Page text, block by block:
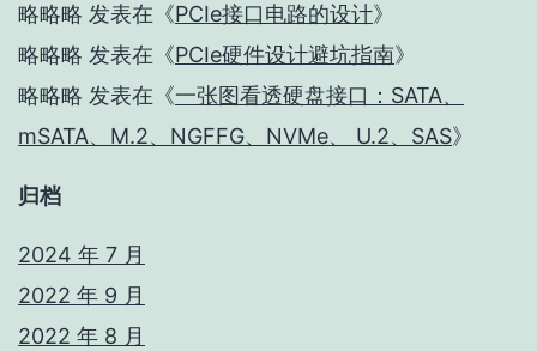
略略略 发表在《PCIe接口电路的设计》
略略略 发表在《PCIe硬件设计避坑指南》
略略略 发表在《一张图看透硬盘接口：SATA、
mSATA、M.2、NGFFG、NVMe、 U.2、SAS》
归档
2024 年 7 月
2022 年 9 月
2022 年 8 月